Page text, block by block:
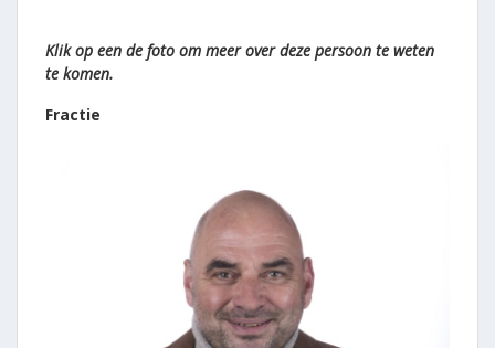
Klik op een de foto om meer over deze persoon te weten
te komen.
Fractie
Word lid